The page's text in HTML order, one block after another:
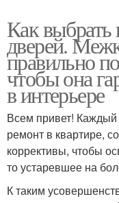
Как
дверей.
правильно
чтобы она
в интерьере
Всем привет!
ремонт в квартире,
коррективы, чтобы
то устаревшее на
К таким